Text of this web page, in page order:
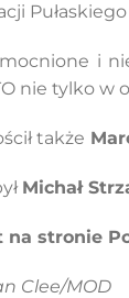
i
nie tylko w
także
Michał
stronie
Clee/MOD